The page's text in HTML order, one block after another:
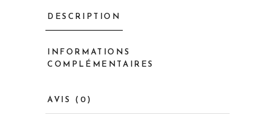
DESCRIPTION
INFORMATIONS
COMPLÉMENTAIRES
AVIS (0)